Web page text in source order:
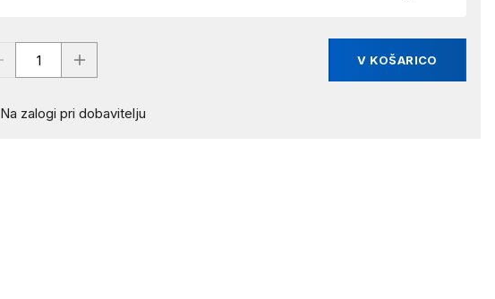
V KOŠARICO
Na zalogi pri dobavitelju